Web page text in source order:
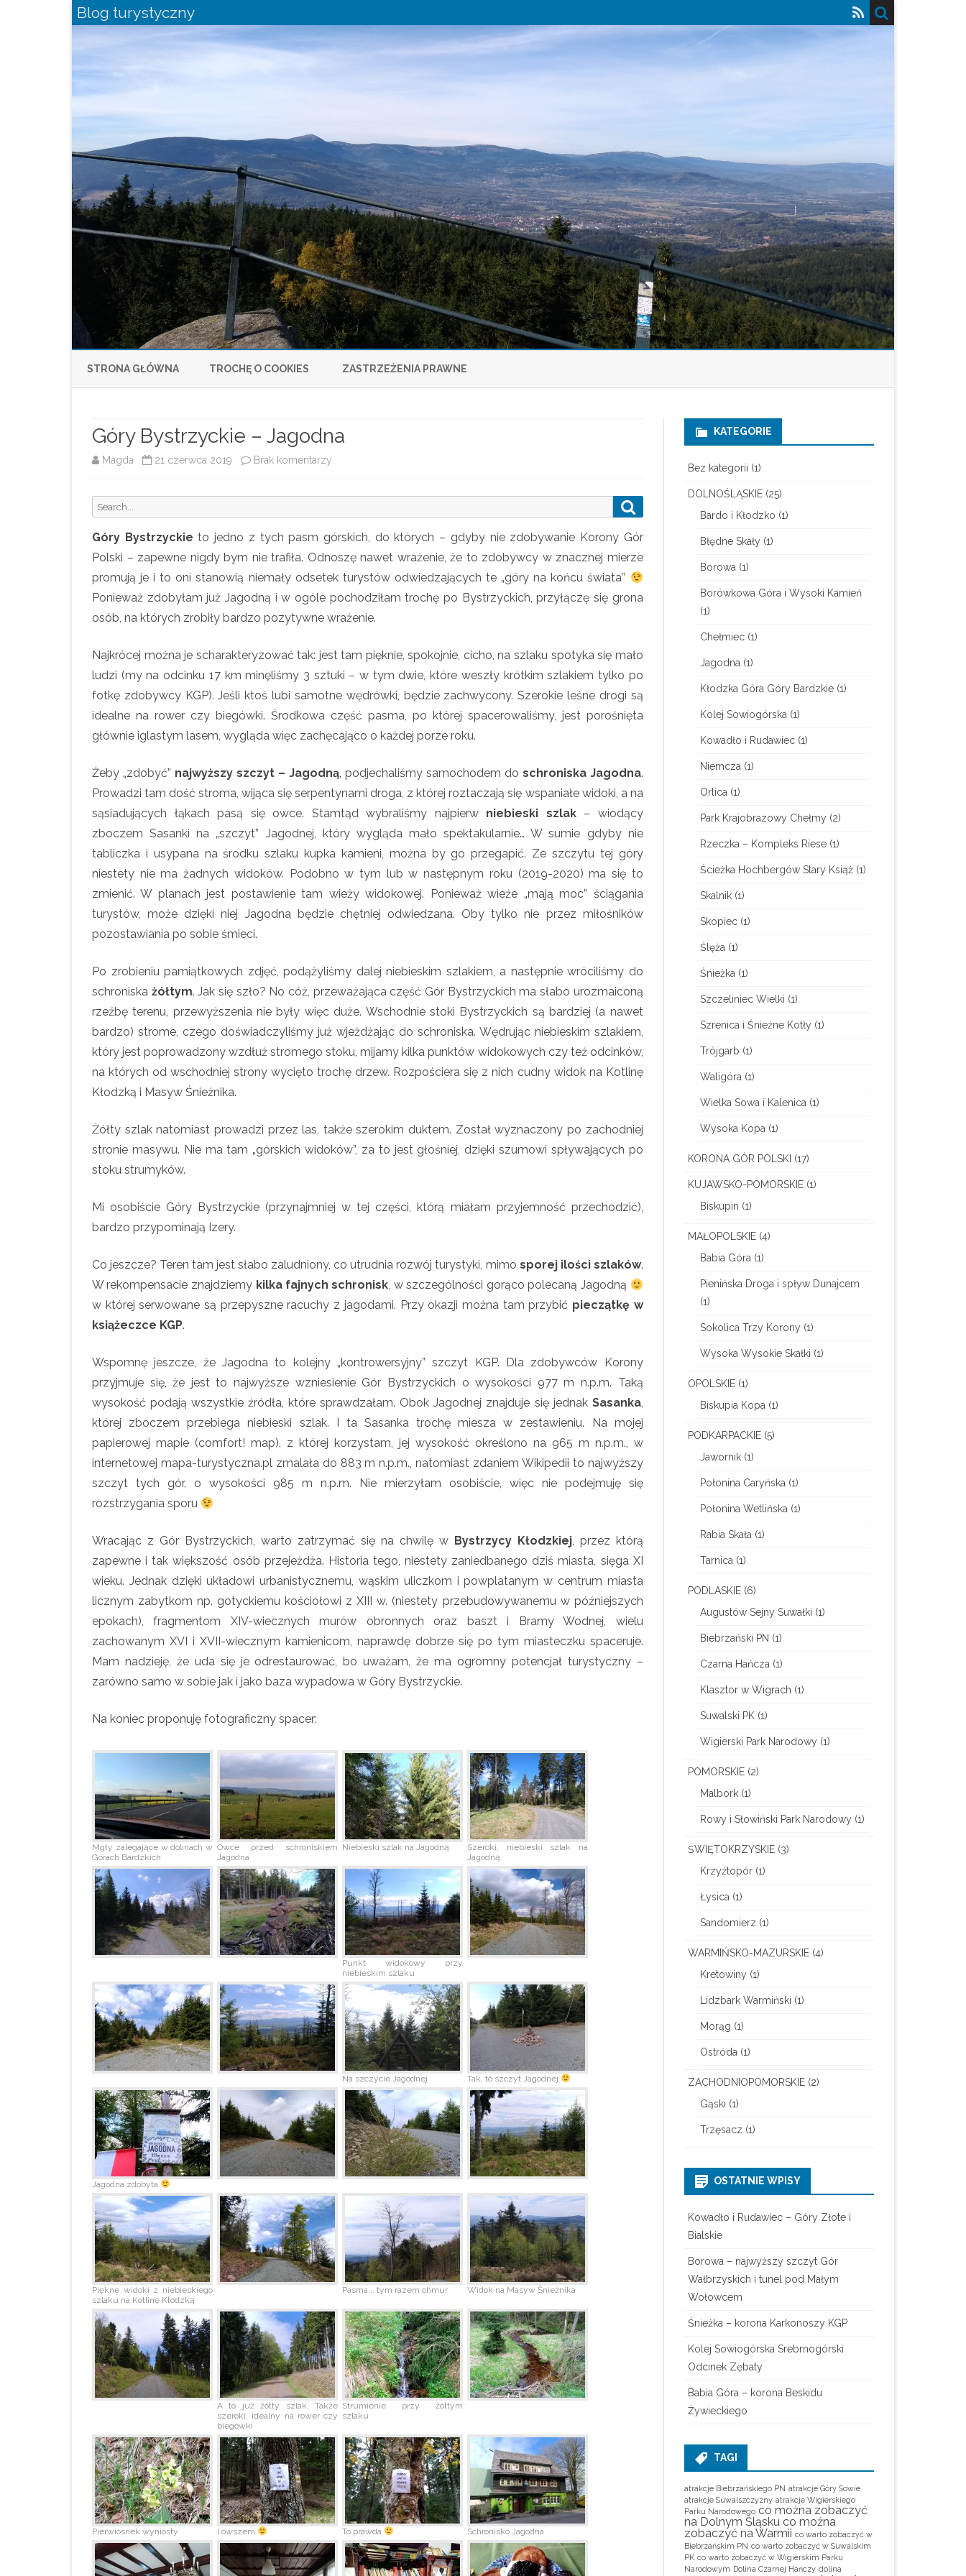
Blog turystyczny
STRONA GŁÓWNA TROCHĘ O COOKIES ZASTRZEŻENIA PRAWNE
Góry Bystrzyckie – Jagodna
Magda 21 czerwca 2019 Brak komentarzy
ó
r
s
r
z
c
k
i
J
o
d
a
r
c
h
o
:
e
r
h
Góry Bystrzyckie to jedno z tych pasm górskich, do których – gdyby nie zdobywanie Korony Gór
Polski – zapewne nigdy bym nie trafiła. Odnoszę nawet wrażenie, że to zdobywcy w znacznej mierze
promują je i to oni stanowią niemały odsetek turystów odwiedzających te „góry na końcu świata”
Ponieważ zdobyłam już Jagodną i w ogóle pochodziłam trochę po Bystrzyckich, przyłączę się grona
osób, na których zrobiły bardzo pozytywne wrażenie.
Najkrócej można je scharakteryzować tak: jest tam pięknie, spokojnie, cicho, na szlaku spotyka się mało
ludzi (my na odcinku 17 km minęliśmy 3 sztuki – w tym dwie, które weszły krótkim szlakiem tylko po
fotkę zdobywcy KGP). Jeśli ktoś lubi samotne wędrówki, będzie zachwycony. Szerokie leśne drogi są
idealne na rower czy biegówki. Środkowa część pasma, po której spacerowaliśmy, jest porośnięta
głównie iglastym lasem, wygląda więc zachęcająco o każdej porze roku.
Żeby „zdobyć” najwyższy szczyt – Jagodną, podjechaliśmy samochodem do schroniska Jagodna.
Prowadzi tam dość stroma, wijąca się serpentynami droga, z której roztaczają się wspaniałe widoki, a na
sąsiadujących łąkach pasą się owce. Stamtąd wybraliśmy najpierw niebieski szlak– wiodący
zboczem Sasanki na „szczyt” Jagodnej, który wygląda mało spektakularnie… W sumie gdyby nie
tabliczka i usypana na środku szlaku kupka kamieni, można by go przegapić. Ze szczytu tej góry
niestety nie ma żadnych widoków. Podobno w tym lub w następnym roku (2019-2020) ma się to
zmienić. W planach jest postawienie tam wieży widokowej. Ponieważ wieże „mają moc” ściągania
turystów, może dzięki niej Jagodna będzie chętniej odwiedzana. Oby tylko nie przez miłośników
pozostawiania po sobie śmieci.
Po zrobieniu pamiątkowych zdjęć, podążyliśmy dalej niebieskim szlakiem, a następnie wróciliśmy do
schroniska żółtym. Jak się szło? No cóż, przeważająca część Gór Bystrzyckich ma słabo urozmaiconą
rzeźbę terenu, przewyższenia nie były więc duże. Wschodnie stoki Bystrzyckich są bardziej (a nawet
bardzo) strome, czego doświadczyliśmy już wjeżdżając do schroniska. Wędrując niebieskim szlakiem,
który jest poprowadzony wzdłuż stromego stoku, mijamy kilka punktów widokowych czy też odcinków,
na których od wschodniej strony wycięto trochę drzew. Rozpościera się z nich cudny widok na Kotlinę
Kłodzką i Masyw Śnieżnika.
Żółty szlak natomiast prowadzi przez las, także szerokim duktem. Został wyznaczony po zachodniej
stronie masywu. Nie ma tam „górskich widoków”, za to jest głośniej, dzięki szumowi spływających po
stoku strumyków.
Mi osobiście Góry Bystrzyckie (przynajmniej w tej części, którą miałam przyjemność przechodzić),
bardzo przypominają Izery.
Co jeszcze? Teren tam jest słabo zaludniony, co utrudnia rozwój turystyki, mimo sporej ilości szlaków.
W rekompensacie znajdziemy kilka fajnych schronisk, w szczególności gorąco polecaną Jagodną
w której serwowane są przepyszne racuchy z jagodami. Przy okazji można tam przybić pieczątkę w
książeczce KGP.
Wspomnę jeszcze, że Jagodna to kolejny „kontrowersyjny” szczyt KGP. Dla zdobywców Korony
przyjmuje się, że jest to najwyższe wzniesienie Gór Bystrzyckich o wysokości 977 m n.p.m. Taką
wysokość podają wszystkie źródła, które sprawdzałam. Obok Jagodnej znajduje się jednak Sasanka,
której zboczem przebiega niebieski szlak. I ta Sasanka trochę miesza w zestawieniu. Na mojej
papierowej mapie (comfort! map), z której korzystam, jej wysokość określono na 965 m n.p.m., w
internetowej mapa-turystyczna.pl zmalała do 883 m n.p.m., natomiast zdaniem Wikipedii to najwyższy
szczyt tych gór, o wysokości 985 m n.p.m. Nie mierzyłam osobiście, więc nie podejmuję się
rozstrzygania sporu
Wracając z Gór Bystrzyckich, warto zatrzymać się na chwilę w Bystrzycy Kłodzkiej, przez którą
zapewne i tak większość osób przejeżdża. Historia tego, niestety zaniedbanego dziś miasta, sięga XI
wieku. Jednak dzięki układowi urbanistycznemu, wąskim uliczkom i powplatanym w centrum miasta
licznym zabytkom np. gotyckiemu kościołowi z XIII w. (niestety przebudowywanemu w późniejszych
epokach), fragmentom XIV-wiecznych murów obronnych oraz baszt i Bramy Wodnej, wielu
zachowanym XVI i XVII-wiecznym kamienicom, naprawdę dobrze się po tym miasteczku spaceruje.
Mam nadzieję, że uda się je odrestaurować, bo uważam, że ma ogromny potencjał turystyczny –
zarówno samo w sobie jak i jako baza wypadowa w Góry Bystrzyckie.
Na koniec proponuję fotograficzny spacer:
Mgły zalegające w dolinach w
Górach Bardzkich
Owce przed schroniskiem
Jagodna
Niebieski szlak na Jagodną
Szeroki, niebieski szlak na
Jagodną
Punkt widokowy przy
niebieskim szlaku
Na szczycie Jagodnej Tak, to szczyt Jagodnej
Jagodna zdobyta
Piękne widoki z niebieskiego
szlaku na Kotlinę Kłodzką
Pasma... tym razem chmur Widok na Masyw Śnieżnika
A to już żółty szlak. Także
szeroki, idealny na rower czy
biegówki
Strumienie przy żółtym
szlaku
Pierwiosnek wyniosły I owszem To prawda Schronisko Jagodna
KATEGORIE
Bez kategorii (1)
DOLNOŚLĄSKIE(25)
Bardo i Kłodzko (1)
Błędne Skały(1)
Borowa (1)
Borówkowa Góra i Wysoki Kamień
(1)
Chełmiec(1)
Jagodna (1)
Kłodzka Góra Góry Bardzkie(1)
Kolej Sowiogórska (1)
Kowadło i Rudawiec(1)
Niemcza (1)
Orlica (1)
Park Krajobrazowy Chełmy(2)
Rzeczka – Kompleks Riese(1)
Ścieżka Hochbergów Stary Książ(1)
Skalnik(1)
Skopiec(1)
Ślęża (1)
Śnieżka (1)
Szczeliniec Wielki (1)
Szrenica i Śnieżne Kotły(1)
Trójgarb (1)
Waligóra (1)
Wielka Sowa i Kalenica (1)
Wysoka Kopa (1)
KORONA GÓR POLSKI (17)
KUJAWSKO-POMORSKIE(1)
Biskupin (1)
MAŁOPOLSKIE(4)
Babia Góra (1)
Pienińska Droga i spływ Dunajcem
(1)
Sokolica Trzy Korony(1)
Wysoka Wysokie Skałki (1)
OPOLSKIE(1)
Biskupia Kopa (1)
PODKARPACKIE(5)
Jawornik(1)
Połonina Caryńska (1)
Połonina Wetlińska (1)
Rabia Skała (1)
Tarnica (1)
PODLASKIE(6)
Augustów Sejny Suwałki (1)
Biebrzański PN (1)
Czarna Hańcza (1)
Klasztor w Wigrach (1)
Suwalski PK(1)
Wigierski Park Narodowy(1)
POMORSKIE(2)
Malbork(1)
Rowy i Słowiński Park Narodowy(1)
ŚWIĘTOKRZYSKIE(3)
Krzyżtopór(1)
Łysica (1)
Sandomierz (1)
WARMIŃSKO-MAZURSKIE(4)
Kretowiny(1)
Lidzbark Warmiński (1)
Morąg (1)
Ostróda (1)
ZACHODNIOPOMORSKIE(2)
Gąski (1)
Trzęsacz (1)
OSTATNIE WPISY
Kowadło i Rudawiec – Góry Złote i
Bialskie
Borowa – najwyższy szczyt Gór
Wałbrzyskich i tunel pod Małym
Wołowcem
Śnieżka – korona Karkonoszy KGP
Kolej Sowiogórska Srebrnogórski
Odcinek Zębaty
Babia Góra – korona Beskidu
Żywieckiego
TAGI
atrakcje Biebrzańskiego PN atrakcje Góry Sowie
atrakcje Suwalszczyzny atrakcje Wigierskiego
Parku Narodowego co można zobaczyć
na Dolnym Śląsku co można
zobaczyć na Warmii co warto zobaczyć w
Biebrzańskim PN co warto zobaczyć w Suwalskim
PK co warto zobaczyć w Wigierskim Parku
Narodowym Dolina Czarnej Hańczy dolina